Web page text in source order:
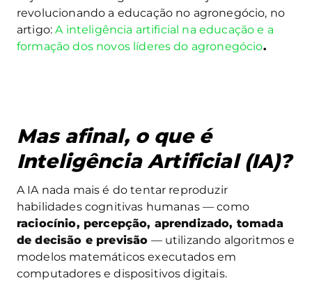
revolucionando a educação no agronegócio, no
artigo:A inteligência artificial na educação e a
formação dos novos líderes do agronegócio.
Mas afinal, o que é
Inteligência Artificial (IA)?
A IA nada mais é do tentar reproduzir
habilidades cognitivas humanas — como
raciocínio, percepção, aprendizado, tomada
de decisão e previsão — utilizando algoritmos e
modelos matemáticos executados em
computadores e dispositivos digitais.